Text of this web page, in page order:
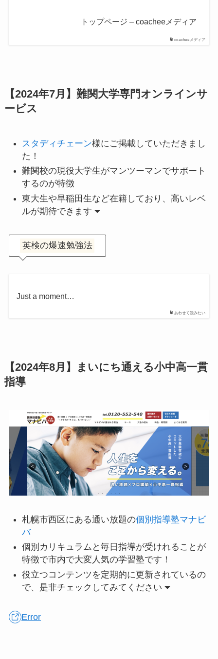
coacheeメディア
トップページ – coacheeメディア
【2024年7月】難関大学専門オンラインサ
ービス
スタディチェーン様にご掲載していただきまし
た！
難関校の現役大学生がマンツーマンでサポート
するのが特徴
東大生や早稲田生など在籍しており、高いレベ
ルが期待できます
英検の爆速勉強法
あわせて読みたい
Just a moment…
【2024年8月】まいにち通える小中高一貫
指導
札幌市西区にある通い放題の個別指導塾マナビ
バ
個別カリキュラムと毎日指導が受けれることが
特徴で市内で大変人気の学習塾です！
役立つコンテンツを定期的に更新されているの
で、是非チェックしてみてください
Error